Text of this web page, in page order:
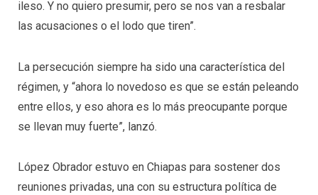
ileso. Y no quiero presumir, pero se nos van a resbalar
las acusaciones o el lodo que tiren”.
La persecución siempre ha sido una característica del
régimen, y “ahora lo novedoso es que se están peleando
entre ellos, y eso ahora es lo más preocupante porque
se llevan muy fuerte”, lanzó.
López Obrador estuvo en Chiapas para sostener dos
reuniones privadas, una con su estructura política de